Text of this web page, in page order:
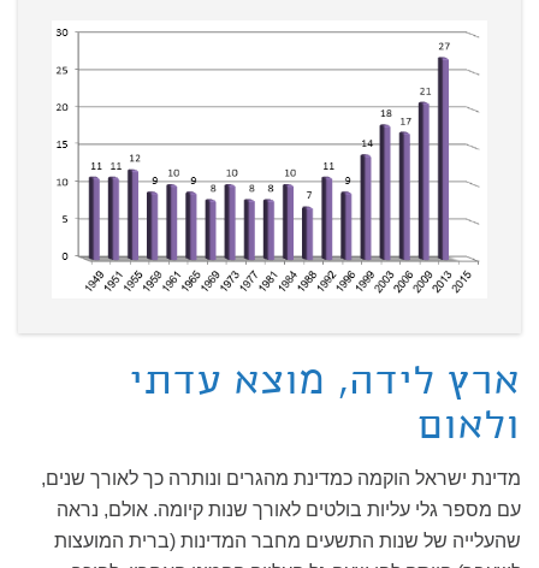
ארץ לידה, מוצא עדתי
ולאום
מדינת ישראל הוקמה כמדינת מהגרים ונותרה כך לאורך שנים,
עם מספר גלי עליות בולטים לאורך שנות קיומה. אולם, נראה
שהעלייה של שנות התשעים מחבר המדינות (ברית המועצות